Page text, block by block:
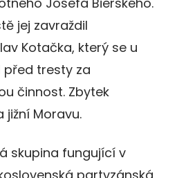
jej zavraždil
Kotačka, který se u
tresty za
činnost. Zbytek
jižní Moravu.
skupina fungující v